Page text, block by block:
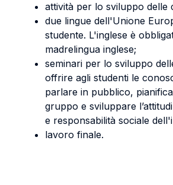
attività per lo sviluppo delle
due lingue dell'Unione
studente. L'inglese è
madrelingua inglese;
seminari per lo sviluppo
offrire agli studenti le
parlare in pubblico,
gruppo e sviluppare
e responsabilità sociale
lavoro finale.